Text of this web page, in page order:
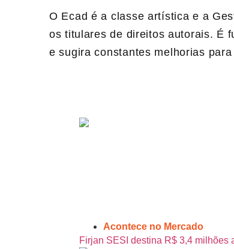
O Ecad é a classe artística e a
os titulares de direitos autorais. É
e sugira constantes melhorias
Acontece no Mercado
Firjan SESI destina R$ 3,4 milhões